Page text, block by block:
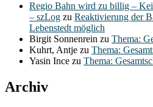
Regio Bahn wird zu billig –
– szLog zu Reaktivierung der
Lebenstedt möglich
Birgit Sonnenrein zu Thema:
Kuhrt, Antje zu Thema:
Yasin Ince zu Thema:
Archiv